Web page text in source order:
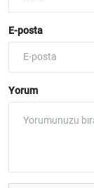
E-posta
Yorum